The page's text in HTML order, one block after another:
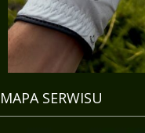
MAPA SERWISU